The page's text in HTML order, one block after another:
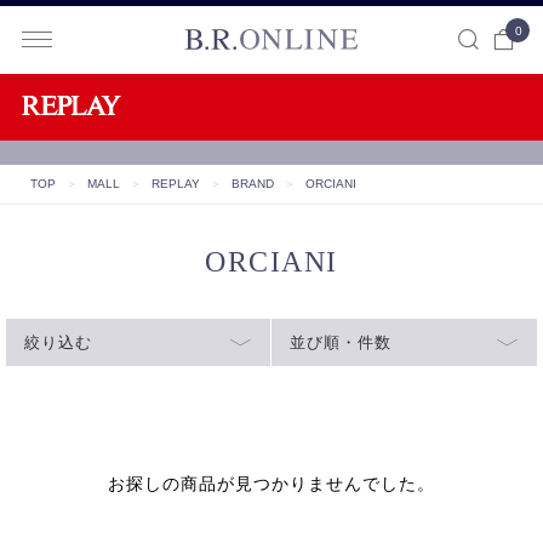
0
TOP ＞ MALL ＞ REPLAY ＞ BRAND ＞ ORCIANI
ORCIANI
絞り込む 並び順・件数
お探しの商品が見つかりませんでした。